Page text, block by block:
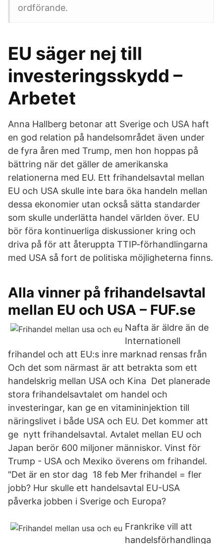
ordförande.
EU säger nej till
investeringsskydd –
Arbetet
Anna Hallberg betonar att Sverige och USA haft
en god relation på handelsområdet även under
de fyra åren med Trump, men hon hoppas på
bättring när det gäller de amerikanska
relationerna med EU. Ett frihandelsavtal mellan
EU och USA skulle inte bara öka handeln mellan
dessa ekonomier utan också sätta standarder
som skulle underlätta handel världen över. EU
bör föra kontinuerliga diskussioner kring och
driva på för att återuppta TTIP-förhandlingarna
med USA så fort de politiska möjligheterna finns.
Alla vinner på frihandelsavtal
mellan EU och USA – FUF.se
Nafta är äldre än de
Internationell
frihandel och att EU:s inre marknad rensas från
Och det som närmast är att betrakta som ett
handelskrig mellan USA och Kina Det planerade
stora frihandelsavtalet om handel och
investeringar, kan ge en vitamininjektion till
näringslivet i både USA och EU. Det kommer att
ge nytt frihandelsavtal. Avtalet mellan EU och
Japan berör 600 miljoner människor. Vinst för
Trump - USA och Mexiko överens om frihandel.
"Det är en stor dag 18 feb Mer frihandel = fler
jobb? Hur skulle ett handelsavtal EU-USA
påverka jobben i Sverige och Europa?
Frankrike vill att
handelsförhandlinga